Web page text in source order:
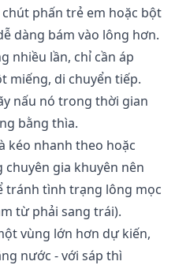
phấn trẻ em hoặc bột
dàng bám vào lông hơn.
nhiều lần, chỉ cần áp
miếng, di chuyển tiếp.
nấu nó trong thời gian
bằng thìa.
kéo nhanh theo hoặc
gia khuyên nên
tránh tình trạng lông mọc
từ phải sang trái).
vùng lớn hơn dự kiến,
nước - với sáp thì